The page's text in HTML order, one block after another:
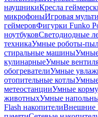
наушникиКресла
микрофоныИгровая
геймеровФигурки Funko
ноутбуковСветодиодные
техникаУмные роботы-
стиральные машины
кулинарныеУмные
обогревателиУмные
отопительные котлыУмные
метеостанцииУмные
животныхУмные
Flash накопителиВнешние